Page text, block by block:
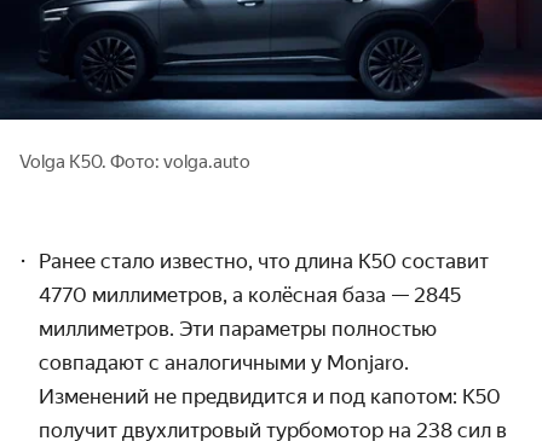
Volga K50. Фото: volga.auto
Ранее стало известно, что длина K50 составит
4770 миллиметров, а колёсная база — 2845
миллиметров. Эти параметры полностью
совпадают с аналогичными у Monjaro.
Изменений не предвидится и под капотом: K50
получит двухлитровый турбомотор на 238 сил в